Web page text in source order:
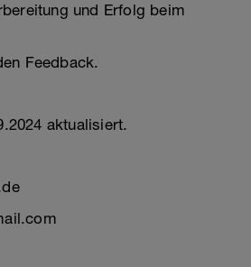
und Erfolg beim
Feedback.
aktualisiert.